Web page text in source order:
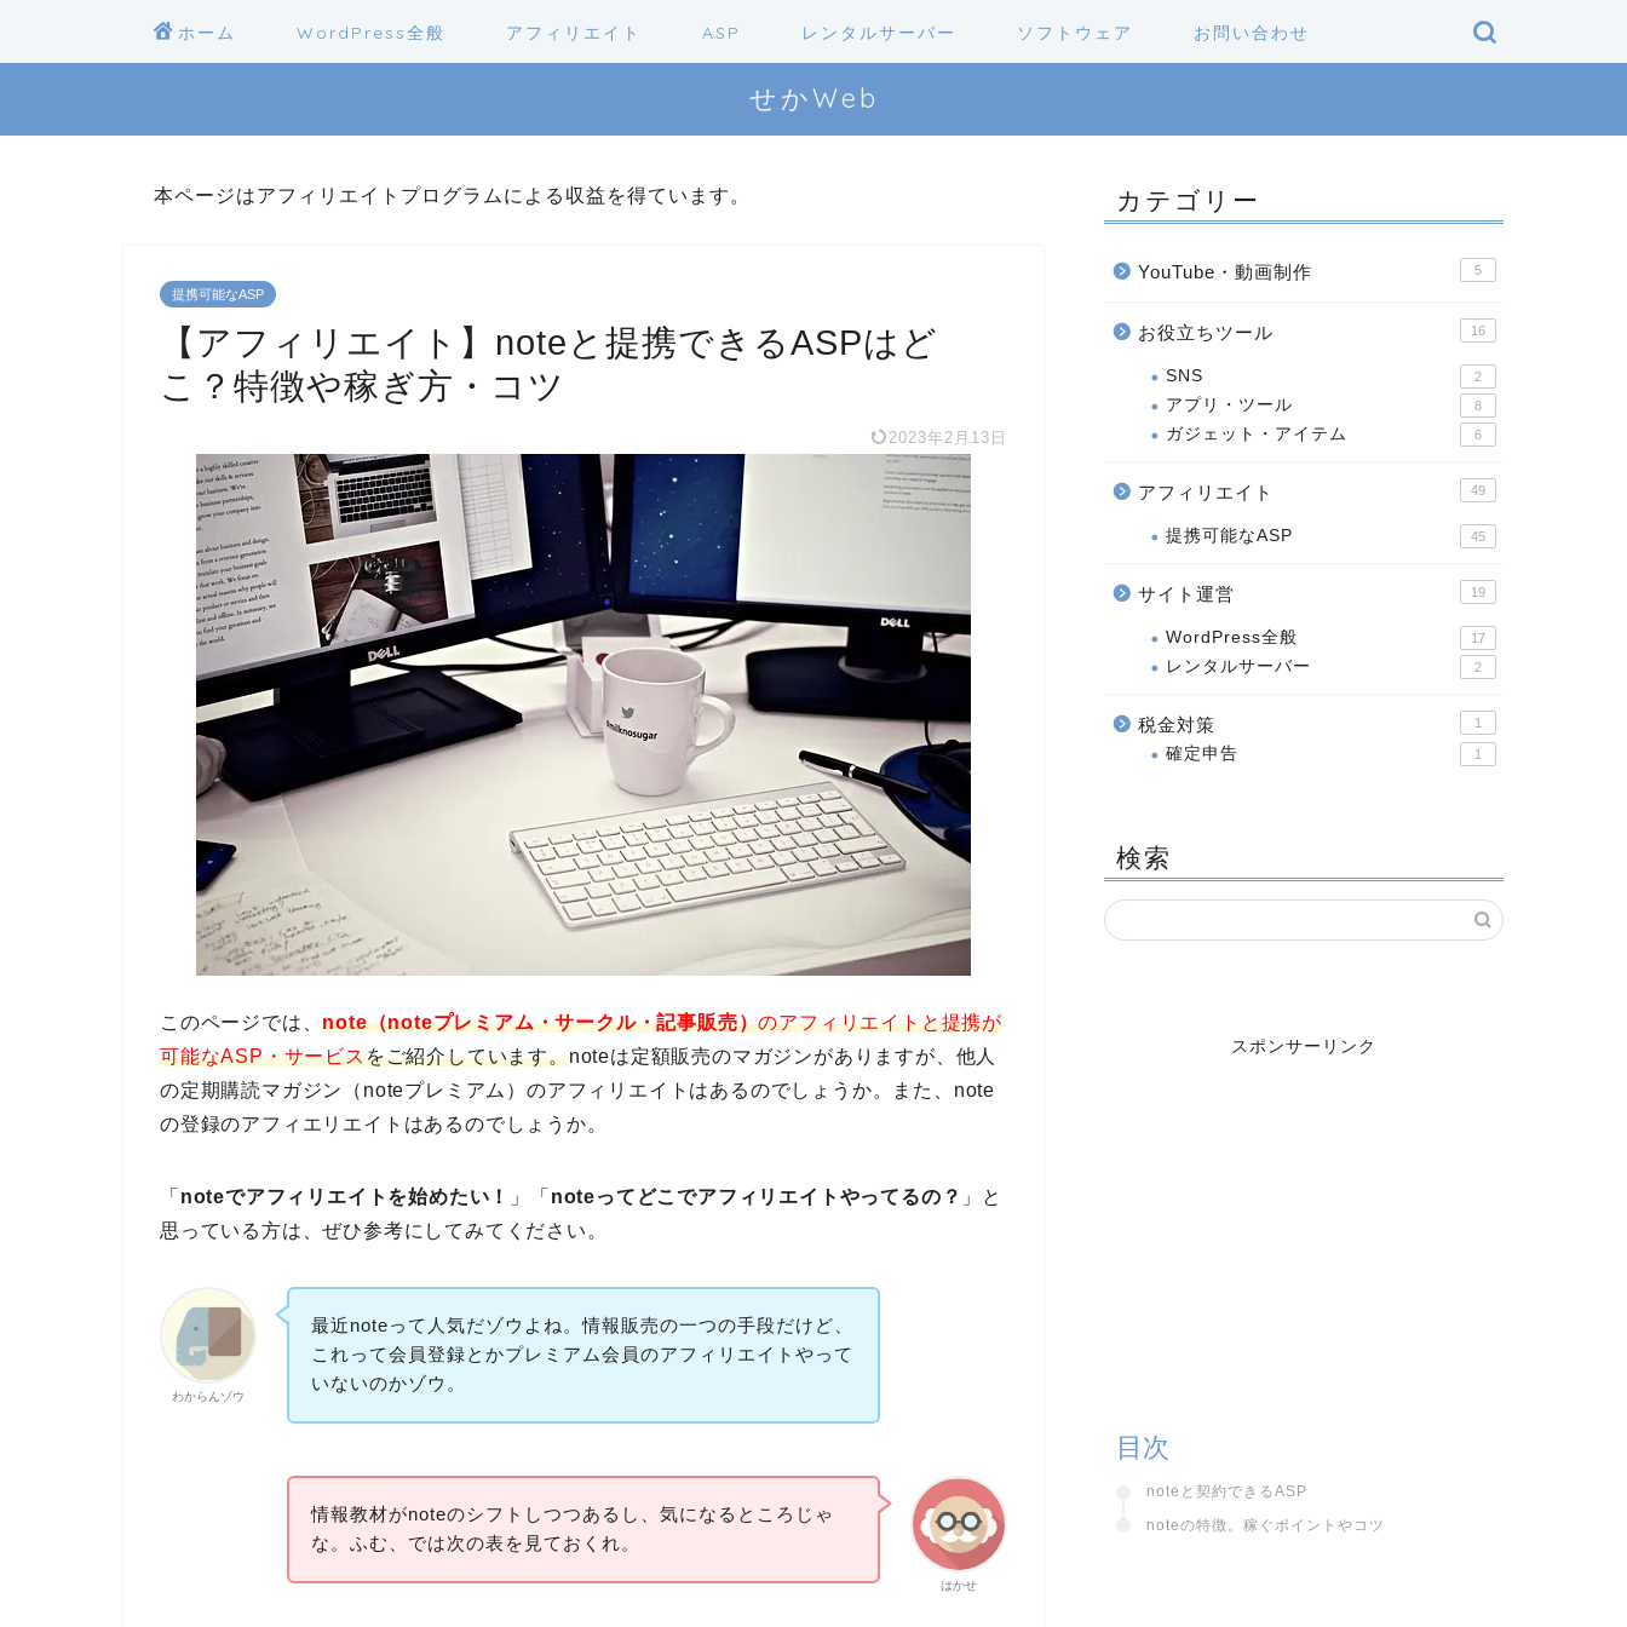
ホーム WordPress全般 アフィリエイト ASP レンタルサーバー ソフトウェア お問い合わせ
せかWeb
本ページはアフィリエイトプログラムによる収益を得ています。
提携可能なASP
【アフィリエイト】noteと提携できるASPはど
こ？特徴や稼ぎ方・コツ
2023年2月13日
このページでは、note（noteプレミアム・サークル・記事販売）のアフィリエイトと提携が
可能なASP・サービスをご紹介しています。noteは定額販売のマガジンがありますが、他人
の定期購読マガジン（noteプレミアム）のアフィリエイトはあるのでしょうか。また、note
の登録のアフィエリエイトはあるのでしょうか。
「 noteでアフィリエイトを始めたい！ 」「 noteってどこでアフィリエイトやってるの？ 」と
思っている方は、ぜひ参考にしてみてください。
わからんゾウ
最近noteって人気だゾウよね。情報販売の一つの手段だけど、
これって会員登録とかプレミアム会員のアフィリエイトやって
いないのかゾウ。
はかせ
情報教材がnoteのシフトしつつあるし、気になるところじゃ
な。ふむ、では次の表を見ておくれ。
カテゴリー
YouTube・動画制作 5
お役立ちツール 16
SNS 2
アプリ・ツール 8
ガジェット・アイテム 6
アフィリエイト 49
提携可能なASP 45
サイト運営 19
WordPress全般 17
レンタルサーバー 2
税金対策 1
確定申告 1
検索
スポンサーリンク
目次
noteと契約できるASP
noteの特徴。稼ぐポイントやコツ